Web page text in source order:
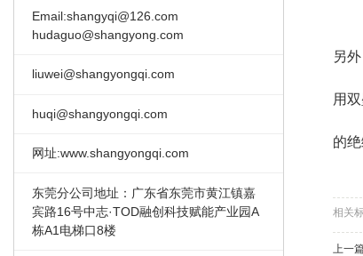
Email:shangyqi@126.com
hudaguo@shangyong.com
liuwei@shangyongqi.com
huqi@shangyongqi.com
网址:www.shangyongqi.com
东莞分公司地址：广东省东莞市黄江镇嘉
宾路16号中志·TOD融创科技赋能产业园A
栋A1电梯口8楼
另
用
的
相关
上一